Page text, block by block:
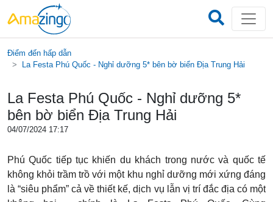
Điểm đến hấp dẫn
La Festa Phú Quốc - Nghỉ dưỡng 5* bên bờ biển Địa Trung Hải
La Festa Phú Quốc - Nghỉ dưỡng 5*
bên bờ biển Địa Trung Hải
04/07/2024 17:17
Phú Quốc tiếp tục khiến du khách trong nước và quốc tế
không khỏi trầm trồ với một khu nghỉ dưỡng mới xứng đáng
là “siêu phẩm” cả về thiết kế, dịch vụ lẫn vị trí đắc địa có một